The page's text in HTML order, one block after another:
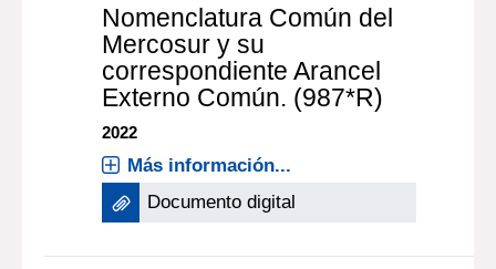
documento electrónico
Decreto 137/022
Modifícase la
Nomenclatura Común del
Mercosur y su
correspondiente Arancel